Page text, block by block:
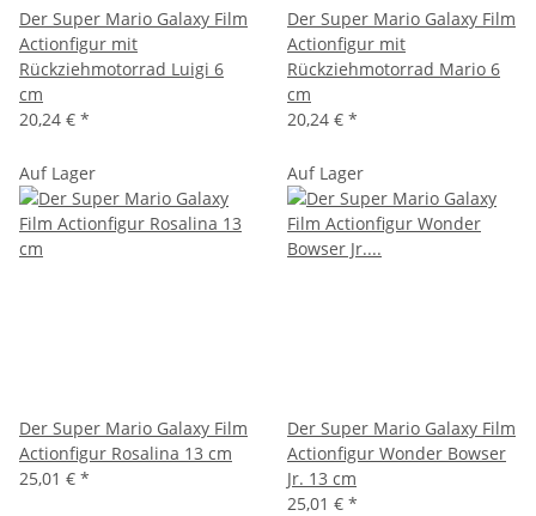
Der Super Mario Galaxy Film
Actionfigur mit
Rückziehmotorrad Luigi 6
cm
20,24 € *
Der Super Mario Galaxy Film
Actionfigur mit
Rückziehmotorrad Mario 6
cm
20,24 € *
Auf Lager
Der Super Mario Galaxy Film
Actionfigur Rosalina 13 cm
25,01 € *
Auf Lager
Der Super Mario Galaxy Film
Actionfigur Wonder Bowser
Jr. 13 cm
25,01 € *